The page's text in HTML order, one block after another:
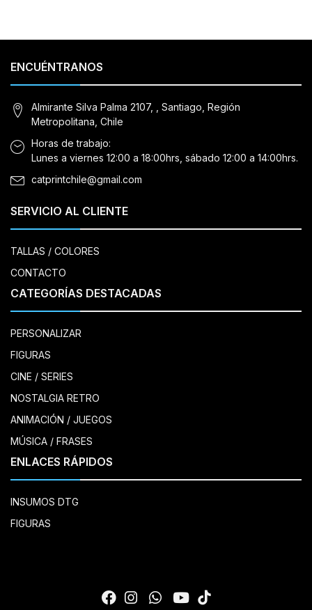
ENCUÉNTRANOS
Almirante Silva Palma 2107, , Santiago, Región
Metropolitana, Chile
Horas de trabajo:
Lunes a viernes 12:00 a 18:00hrs, sábado 12:00 a 14:00hrs.
catprintchile@gmail.com
SERVICIO AL CLIENTE
TALLAS / COLORES
CONTACTO
CATEGORÍAS DESTACADAS
PERSONALIZAR
FIGURAS
CINE / SERIES
NOSTALGIA RETRO
ANIMACIÓN / JUEGOS
MÚSICA / FRASES
ENLACES RÁPIDOS
INSUMOS DTG
FIGURAS